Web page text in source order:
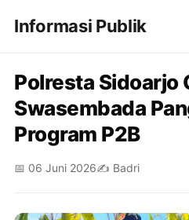
Informasi Publik
Polresta Sidoarjo
Swasembada
Program P2B
📅 06 Juni 2026✍️ Badri